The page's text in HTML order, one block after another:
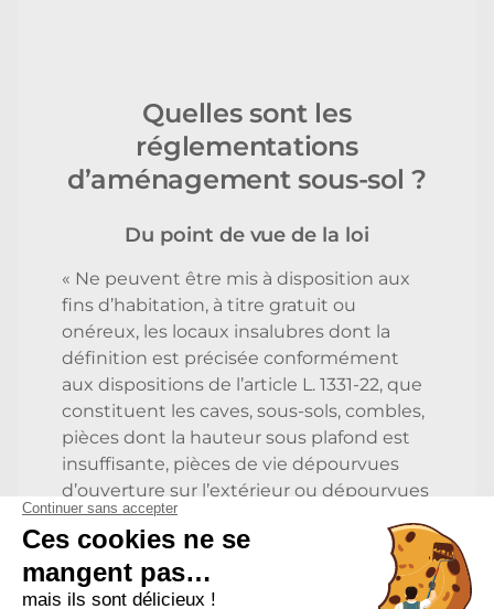
Quelles sont les
réglementations
d’aménagement sous-sol ?
Du point de vue de la loi
« Ne peuvent être mis à disposition aux
fins d’habitation, à titre gratuit ou
onéreux, les locaux insalubres dont la
définition est précisée conformément
aux dispositions de l’article L. 1331-22, que
constituent les caves, sous-sols, combles,
pièces dont la hauteur sous plafond est
insuffisante, pièces de vie dépourvues
d’ouverture sur l’extérieur ou dépourvues
d’éclairement naturel suffisant ou de
configuration exiguë, et autres locaux par
nature impropres à l’habitation, ni des
locaux utilisés dans des conditions qui